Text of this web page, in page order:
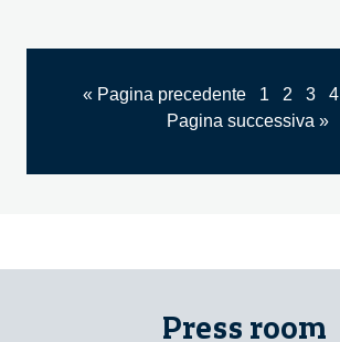
« Pagina precedente 1 2 3 4
Pagina successiva »
Press room